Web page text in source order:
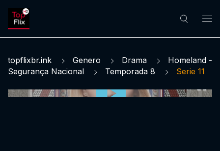
topflixbr.ink Genero Drama
Homeland -
Segurança Nacional
Temporada 8 Serie 11